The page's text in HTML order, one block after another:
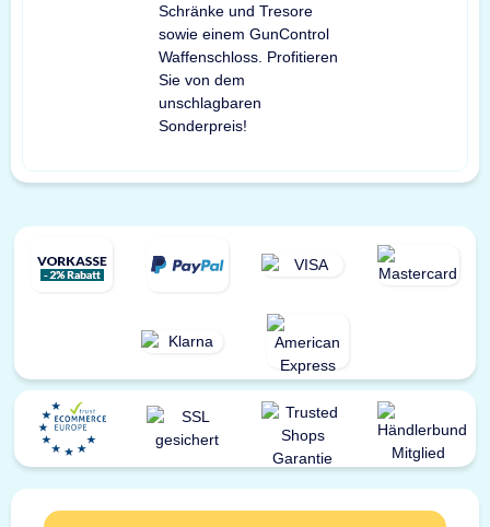
Schränke und Tresore
sowie einem GunControl
Waffenschloss. Profitieren
Sie von dem
unschlagbaren
Sonderpreis!